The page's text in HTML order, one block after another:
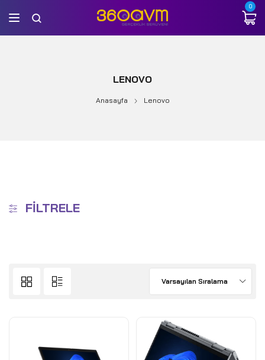
0
LENOVO
Anasayfa Lenovo
FILTRELE
Varsayılan Sıralama